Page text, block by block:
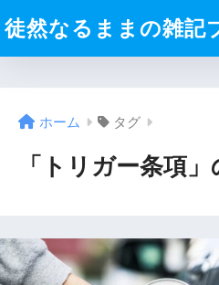
徒然なるままの雑記
ホーム タグ
「トリガー条項